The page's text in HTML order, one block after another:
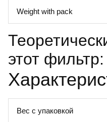
Weight with pack
этот
Вес с упаковкой